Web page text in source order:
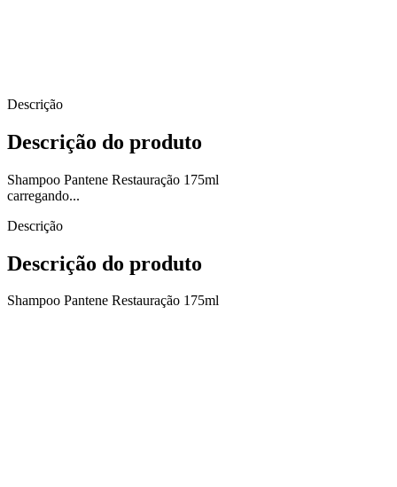
Descrição
Descrição do produto
Shampoo Pantene Restauração 175ml
carregando...
Descrição
Descrição do produto
Shampoo Pantene Restauração 175ml